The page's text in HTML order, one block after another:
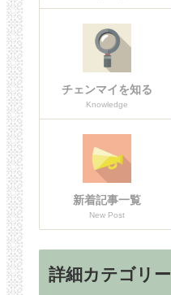
チェンマイを知る
Knowledge
新着記事一覧
New Post
詳細カテゴリー